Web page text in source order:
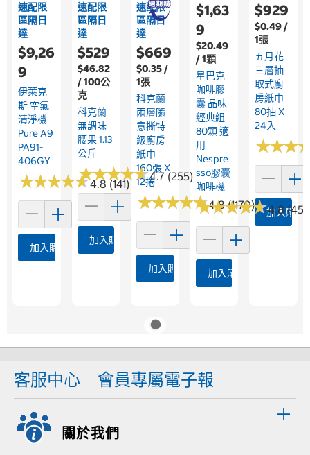
速配限
區隔日
達
$9,26
9
伊萊克
斯 空氣
清淨機
Pure A9
PA91-
406GY
★★★★★
★★★★★4.8 (141)
加入購物車
速配限
區隔日
達
$529
$46.82
/ 100公
克
科克蘭
無調味
腰果 1.13
公斤
★★★★★
★★★★★4.7 (255)
加入購物車
速配限
區隔日
達
$669
$0.35 /
1張
科克蘭
兩層隨
意撕特
級廚房
紙巾
160張 X
12捲
★★★★★
★★★★★4.8 (1170)
加入購物車
$1,63
9
$20.49
/ 1顆
星巴克
咖啡膠
囊 品味
經典組
80顆 適
用
Nespre
Sso膠囊
咖啡機
★★★★★
★★★★★4.8 (45)
加入購物車
$929
$0.49 /
1張
五月花
三層抽
取式廚
房紙巾
80抽 X
24入
★★★
★★★
加入購物
客服中心 會員專屬電子報
關於我們